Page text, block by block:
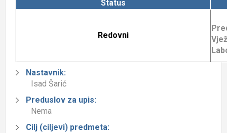
Status
Redovni
Nastavnik:
Isad Šarić
Preduslov za upis:
Nema
Cilj (ciljevi) predmeta: